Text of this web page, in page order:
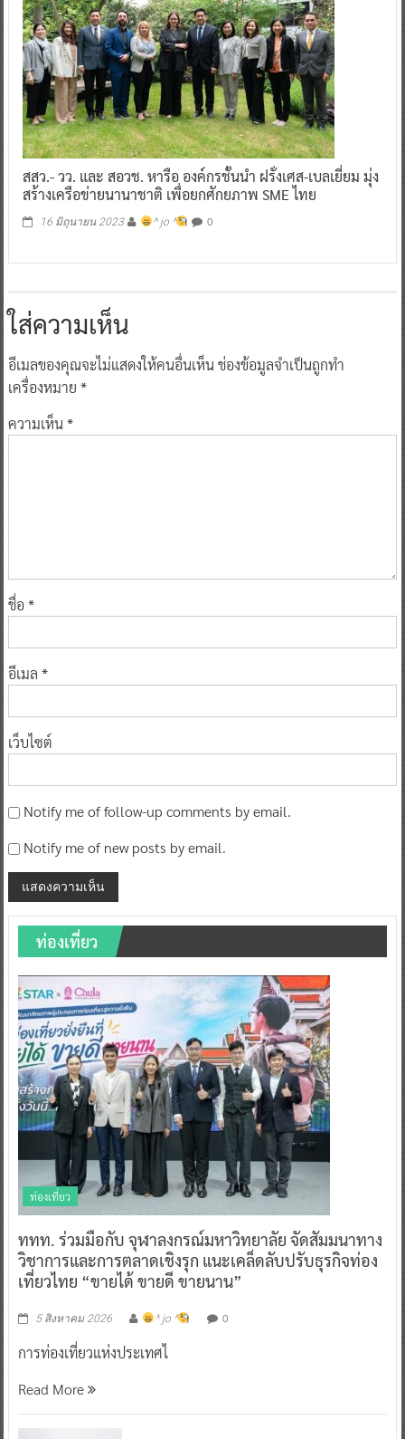
สสว.- วว. และ สอวช. หารือ องค์กรชั้นนำ ฝรั่งเศส-เบลเยี่ยม มุ่ง
สร้างเครือข่ายนานาชาติ เพื่อยกศักยภาพ SME ไทย
16 มิถุนายน 2023 ^ jo ^ 0
ใส่ความเห็น
อีเมลของคุณจะไม่แสดงให้คนอื่นเห็นช่องข้อมูลจำเป็นถูกทำ
เครื่องหมาย *
ความเห็น*
ชื่อ *
อีเมล *
เว็บไซต์
Notify me of follow-up comments by email.
Notify me of new posts by email.
ท่องเที่ยว
ท่องเที่ยว
ททท. ร่วมมือกับ จุฬาลงกรณ์มหาวิทยาลัย จัดสัมมนาทาง
วิชาการและการตลาดเชิงรุก แนะเคล็ดลับปรับธุรกิจท่อง
เที่ยวไทย “ขายได้ ขายดี ขายนาน”
5 สิงหาคม 2026 ^ jo ^ 0
การท่องเที่ยวแห่งประเทศไ
Read More